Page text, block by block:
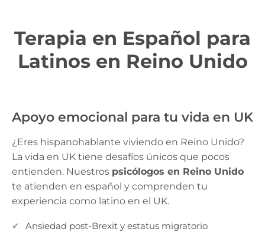
Terapia en Español para
Latinos en Reino Unido
Apoyo emocional para tu vida en UK
¿Eres hispanohablante viviendo en Reino Unido?
La vida en UK tiene desafíos únicos que pocos
entienden. Nuestros psicólogos en Reino Unido
te atienden en español y comprenden tu
experiencia como latino en el UK.
Ansiedad post-Brexit y estatus migratorio